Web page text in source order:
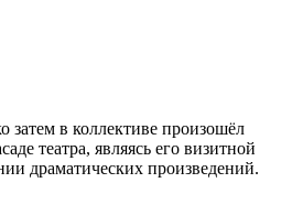
в коллективе произошёл
театра, являясь его визитной
драматических произведений.